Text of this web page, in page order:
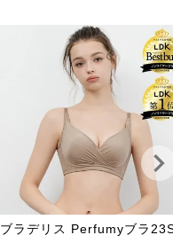
ブラデリス Perfumyブラ